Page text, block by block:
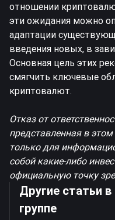
отношении
эти ожидания можно
адаптации
введения новых, в
Основная цель этих
смягчить ключевые
криптовалют.
Отказ от
представленная в
только для
собой какие-либо
официальную точку
Другие статьи в
группе